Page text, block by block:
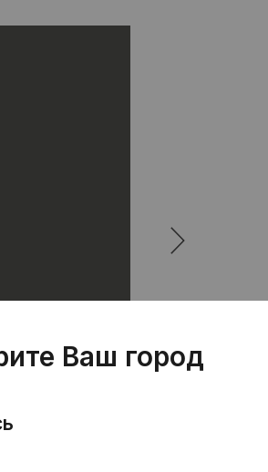
Ваш город